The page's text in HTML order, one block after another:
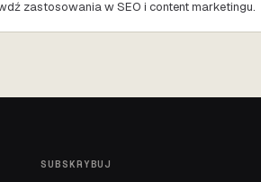
zastosowania w SEO i content marketingu.
SUBSKRYBUJ